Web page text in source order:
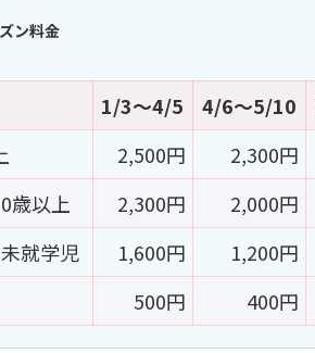
ン料金
1/3～4/5 4/6～5/10
2,500円 2,300円
歳以上
2,300円 2,000円
就学児
1,600円 1,200円
500円 400円